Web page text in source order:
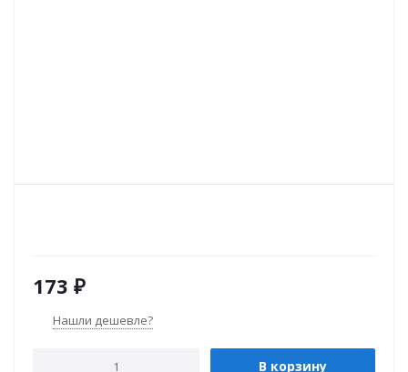
173 ₽
Нашли дешевле?
В корзину